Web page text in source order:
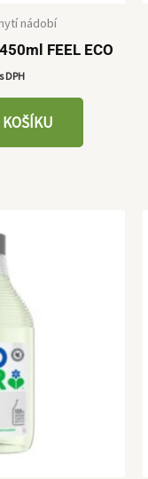
nádobí
FEEL ECO
s DPH